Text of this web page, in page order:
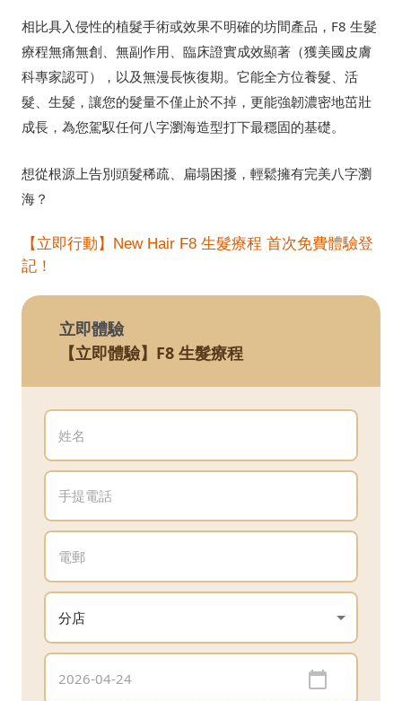
相比具入侵性的植髮手術或效果不明確的坊間產品，F8 生髮
療程無痛無創、無副作用、臨床證實成效顯著（獲美國皮膚
科專家認可），以及無漫長恢復期。它能全方位養髮、活
髮、生髮，讓您的髮量不僅止於不掉，更能強韌濃密地茁壯
成長，為您駕馭任何八字瀏海造型打下最穩固的基礎。
想從根源上告別頭髮稀疏、扁塌困擾，輕鬆擁有完美八字瀏
海？
【立即行動】New Hair F8 生髮療程 首次免費體驗登
記！
立即體驗
【立即體驗】F8 生髮療程